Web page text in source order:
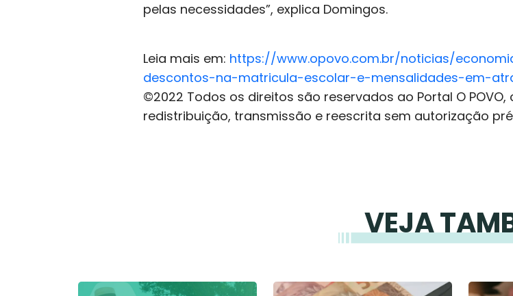
pelas necessidades”, explica Domingos.
Leia mais em: https://www.opovo.com.br/noticias/
descontos-na-matricula-escolar-e-mensalidades-em-
©2022 Todos os direitos são reservados ao Portal O POVO,
redistribuição, transmissão e reescrita sem autorização
VEJA